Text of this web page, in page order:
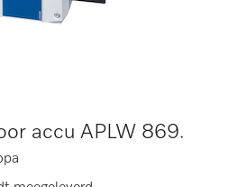
accu APLW 869.